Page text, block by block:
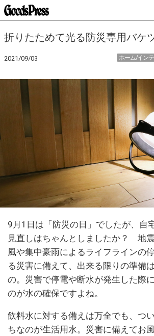
折りたためて光る防災専用バケ
2021/09/03 ホーム/イン
9月1日は「防災の日」でしたが、自
見直しはちゃんとしましたか？ 地
風や集中豪雨によるライフラインの
る災害に備えて、出来る限りの準備
の。災害で停電や断水が発生した際
のが水の確保ですよね。
飲料水に対する備えは万全でも、つ
ちなのが生活用水。災害に備えてお